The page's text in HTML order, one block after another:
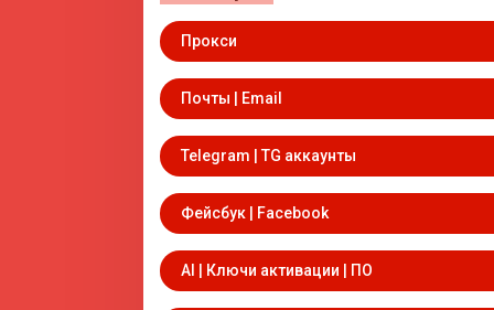
Прокси
Почты | Email
Telegram | TG аккаунты
Фейсбук | Facebook
AI | Ключи активации | ПО